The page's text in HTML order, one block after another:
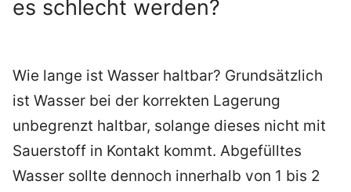
es schlecht werden?
Wie lange ist Wasser haltbar? Grundsätzlich
ist Wasser bei der korrekten Lagerung
unbegrenzt haltbar, solange dieses nicht mit
Sauerstoff in Kontakt kommt. Abgefülltes
Wasser sollte dennoch innerhalb von 1 bis 2